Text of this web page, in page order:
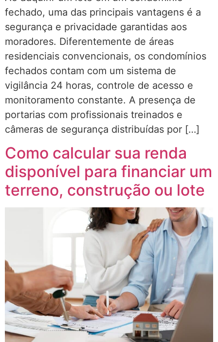
fechado, uma das principais vantagens é a
segurança e privacidade garantidas aos
moradores. Diferentemente de áreas
residenciais convencionais, os condomínios
fechados contam com um sistema de
vigilância 24 horas, controle de acesso e
monitoramento constante. A presença de
portarias com profissionais treinados e
câmeras de segurança distribuídas por […]
Como calcular sua renda
disponível para financiar um
terreno, construção ou lote